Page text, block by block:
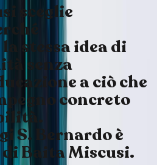
sceglie
stessa idea di
senza
a ciò che
concreto
S. Bernardo è
di Baita Miscusi.